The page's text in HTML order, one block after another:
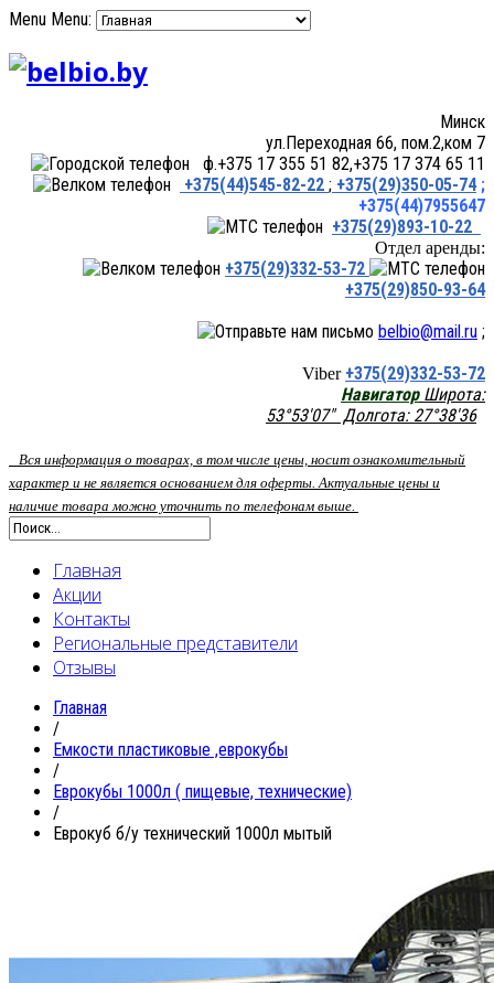
Menu Menu:
Минск
ул.Переходная 66, пом.2,ком 7
ф.+375 17 355 51 82,+375 17 374 65 11
+375(44)545-82-22 ; +375(29)350-05-74 ;
+375(44)7955647
+375(29)893-10-22
Отдел аренды:
+375(29)332-53-72
+375(29)850-93-64
belbio@mail.ru ;
Viber +375(29)332-53-72
НавигаторШирота:
53°53'07" Долгота: 27°38'36
Вся информация о товарах, в том числе цены, носит ознакомительный
характер и не является основанием для оферты. Актуальные цены и
наличие товара можно уточнить по телефонам выше.
Главная
Акции
Контакты
Региональные представители
Отзывы
Главная
/
Емкости пластиковые ,еврокубы
/
Еврокубы 1000л ( пищевые, технические)
/
Еврокуб б/у технический 1000л мытый